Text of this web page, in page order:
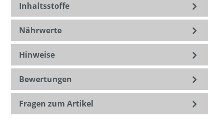
Inhaltsstoffe
Nährwerte
Hinweise
Bewertungen
Fragen zum Artikel